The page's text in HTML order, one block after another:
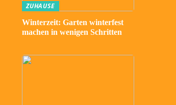
ZUHAUSE
Winterzeit: Garten winterfest
machen in wenigen Schritten